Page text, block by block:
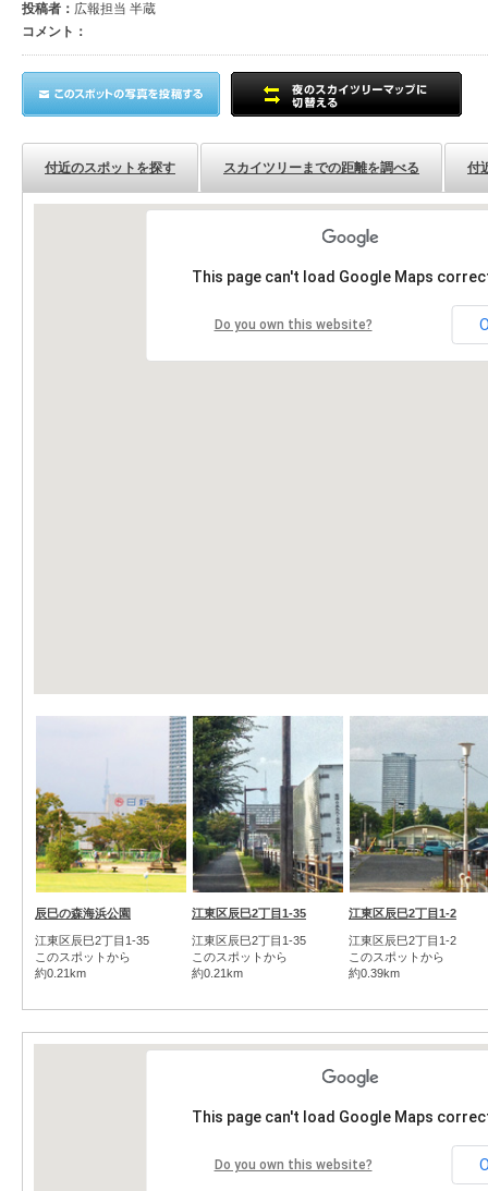
投稿者： 広報担当 半蔵
コメント：
付近のスポットを探す スカイツリーまでの距離を調べる 付
This page can't load Google Maps
Do you own this website?
辰巳の森海浜公園
江東区辰巳2丁目1-35
このスポットから
約0.21km
江東区辰巳2丁目1-35
江東区辰巳2丁目1-35
このスポットから
約0.21km
江東区辰巳2丁目1-2
江東区辰巳2丁目1-2
このスポットから
約0.39km
This page can't load Google Maps
Do you own this website?